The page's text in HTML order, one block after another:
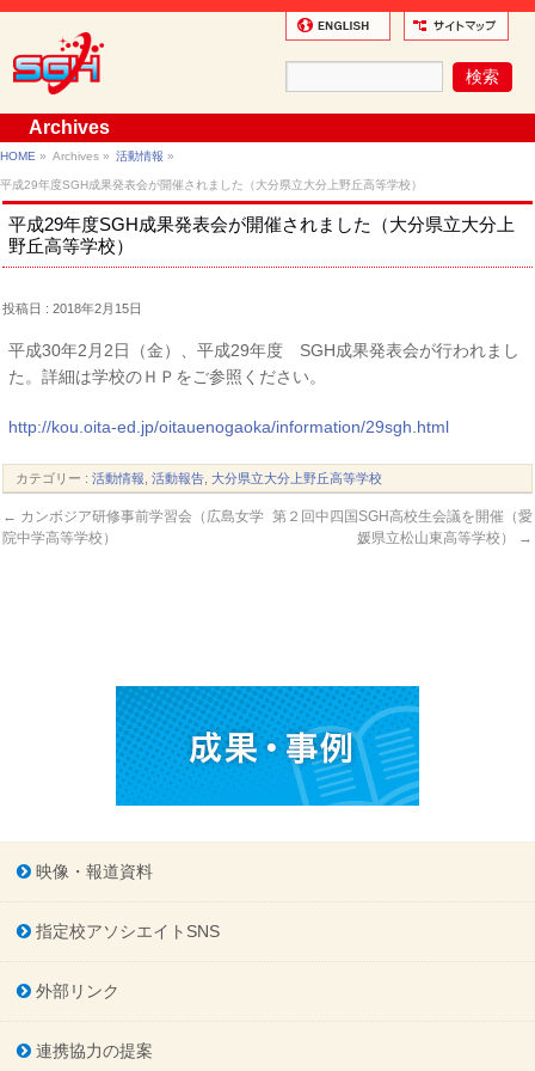
Archives
HOME » Archives » 活動情報 »
平成29年度SGH成果発表会が開催されました（大分県立大分上野丘高等学校）
平成29年度SGH成果発表会が開催されました（大分県立大分上
野丘高等学校）
投稿日 : 2018年2月15日
平成30年2月2日（金）、平成29年度 SGH成果発表会が行われまし
た。詳細は学校のＨＰをご参照ください。
http://kou.oita-ed.jp/oitauenogaoka/information/29sgh.html
カテゴリー :活動情報 ,活動報告 ,大分県立大分上野丘高等学校
← カンボジア研修事前学習会（広島女学
院中学高等学校）
第２回中四国SGH高校生会議を開催（愛
媛県立松山東高等学校）
→
映像・報道資料
指定校アソシエイトSNS
外部リンク
連携協力の提案